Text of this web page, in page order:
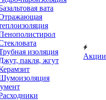
вата
изоляция
пакля, жгут
Акции